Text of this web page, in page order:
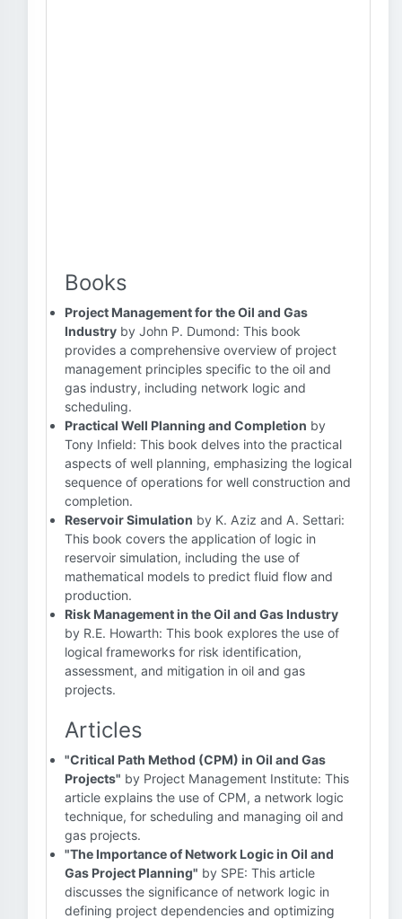
Books
Project Management for the Oil and Gas
Industry by John P. Dumond: This book
provides a comprehensive overview of project
management principles specific to the oil and
gas industry, including network logic and
scheduling.
Practical Well Planning and Completion by
Tony Infield: This book delves into the practical
aspects of well planning, emphasizing the logical
sequence of operations for well construction and
completion.
Reservoir Simulation by K. Aziz and A. Settari:
This book covers the application of logic in
reservoir simulation, including the use of
mathematical models to predict fluid flow and
production.
Risk Management in the Oil and Gas Industry
by R.E. Howarth: This book explores the use of
logical frameworks for risk identification,
assessment, and mitigation in oil and gas
projects.
Articles
"Critical Path Method (CPM) in Oil and Gas
Projects" by Project Management Institute: This
article explains the use of CPM, a network logic
technique, for scheduling and managing oil and
gas projects.
"The Importance of Network Logic in Oil and
Gas Project Planning" by SPE: This article
discusses the significance of network logic in
defining project dependencies and optimizing